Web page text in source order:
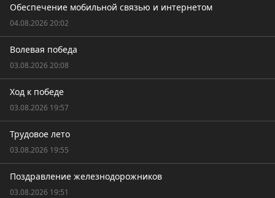
Обеспечение мобильной связью и интернетом
04.08.2026 20:02
Волевая победа
03.08.2026 20:08
Ход к победе
03.08.2026 19:57
Трудовое лето
03.08.2026 19:55
Поздравление железнодорожников
03.08.2026 19:51